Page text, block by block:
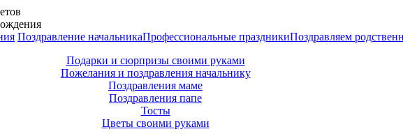
Поздравление начальникаПрофессиональные праздникиПоздравляем
Подарки и сюрпризы своими руками
Пожелания и поздравления начальнику
Поздравления маме
Поздравления папе
Тосты
Цветы своими руками